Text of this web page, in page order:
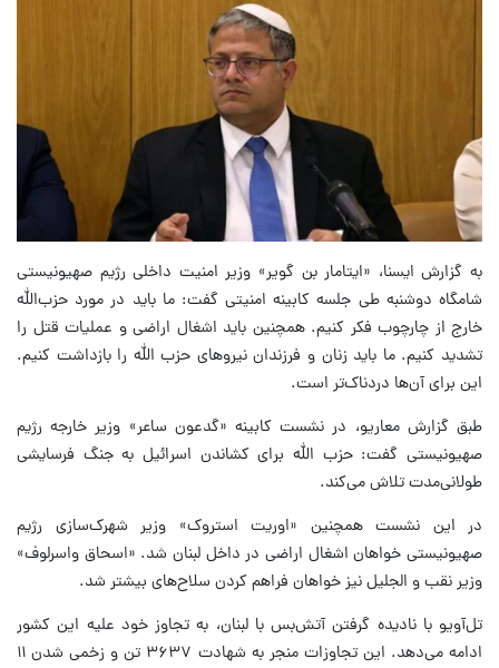
به گزارش ایسنا، «ایتامار بن گویر» وزیر امنیت داخلی رژیم صهیونیستی
شامگاه دوشنبه طی جلسه کابینه امنیتی گفت: ما باید در مورد حزب‌الله
خارج از چارچوب فکر کنیم. همچنین باید اشغال اراضی و عملیات قتل را
تشدید کنیم. ما باید زنان و فرزندان نیروهای حزب الله را بازداشت کنیم.
این برای آن‌ها دردناک‌تر است.
طبق گزارش معاریو، در نشست کابینه «گدعون ساعر» وزیر خارجه رژیم
صهیونیستی گفت: حزب الله برای کشاندن اسرائیل به جنگ فرسایشی
طولانی‌مدت تلاش می‌کند.
در این نشست همچنین «اوریت استروک» وزیر شهرک‌سازی رژیم
صهیونیستی خواهان اشغال اراضی در داخل لبنان شد. «اسحاق واسرلوف»
وزیر نقب و الجلیل نیز خواهان فراهم کردن سلاح‌های بیشتر شد.
تل‌آویو با نادیده گرفتن آتش‌بس با لبنان، به تجاوز خود علیه این کشور
ادامه می‌دهد. این تجاوزات منجر به شهادت ۳۶۳۷ تن و زخمی شدن ۱۱